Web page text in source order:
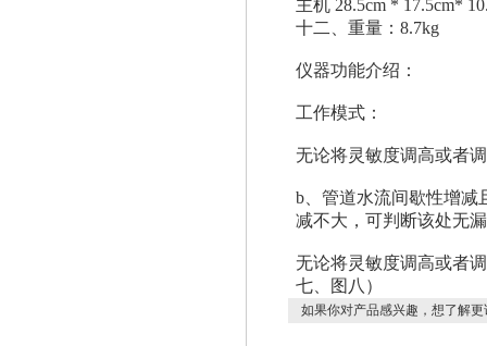
主机 28.5cm * 17.5cm*
十二、重量：8.7kg
仪器功能介绍：
工作模式：
无论将灵敏度调高或者
b、管道水流间歇性增减
减不大，可判断该处无
无论将灵敏度调高或者
七、图八）
如果你对产品感兴趣，想了解